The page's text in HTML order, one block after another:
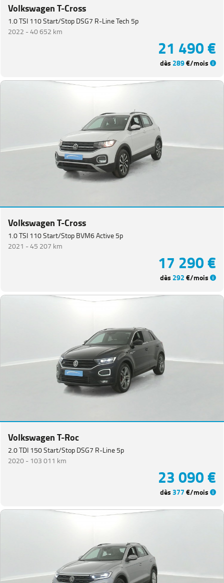
Volkswagen T-Cross
1.0 TSI 110 Start/Stop DSG7 R-Line Tech 5p
2022 -40 652 km
21 490 €
dès 289€/mois
Volkswagen T-Cross
1.0 TSI 110 Start/Stop BVM6 Active 5p
2021 -45 207 km
17 290 €
dès 292€/mois
Volkswagen T-Roc
2.0 TDI 150 Start/Stop DSG7 R-Line 5p
2020 - 103 011 km
23 090 €
dès377€/mois